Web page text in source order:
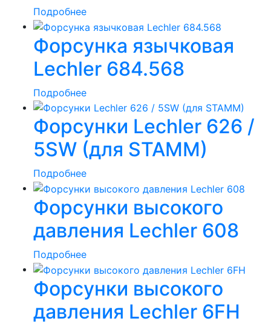
Подробнее
Форсунка язычковая
Lechler 684.568
Подробнее
Форсунки Lechler 626 /
5SW (для STAMM)
Подробнее
Форсунки высокого
давления Lechler 608
Подробнее
Форсунки высокого
давления Lechler 6FH